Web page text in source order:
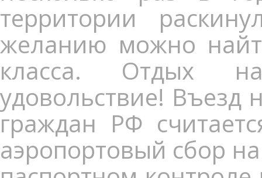
территории
желанию можно
класса. Отдых
удовольствие! Въезд
граждан РФ
аэропортовый сбор